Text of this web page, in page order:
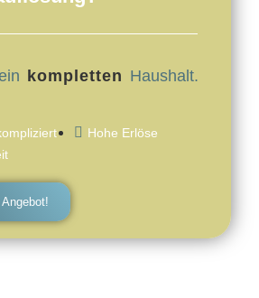
kompletten Haushalt.
Hohe Erlöse